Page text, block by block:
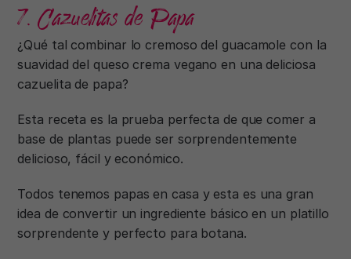
7. Cazuelitas de Papa
¿Qué tal combinar lo cremoso del guacamole con la
suavidad del queso crema vegano en una deliciosa
cazuelita de papa?
Esta receta es la prueba perfecta de que comer a
base de plantas puede ser sorprendentemente
delicioso, fácil y económico.
Todos tenemos papas en casa y esta es una gran
idea de convertir un ingrediente básico en un platillo
sorprendente y perfecto para botana.